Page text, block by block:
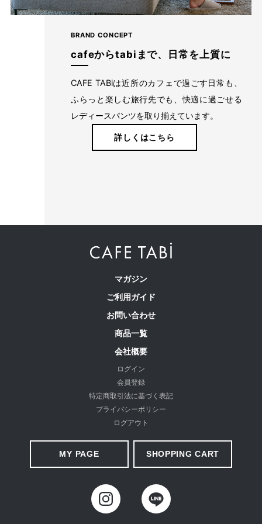
BRAND CONCEPT
cafeからtabiまで、日常を上質に
CAFE TABiは近所のカフェで過ごす日常も、
ふらっと楽しむ旅行先でも、快適に過ごせる
レディースパンツを取り揃えています。
詳しくはこちら
マガジン
ご利用ガイド
お問い合わせ
商品一覧
会社概要
ログイン
会員登録
特定商取引法に基づく表記
プライバシーポリシー
ログアウト
MY PAGE SHOPPING CART